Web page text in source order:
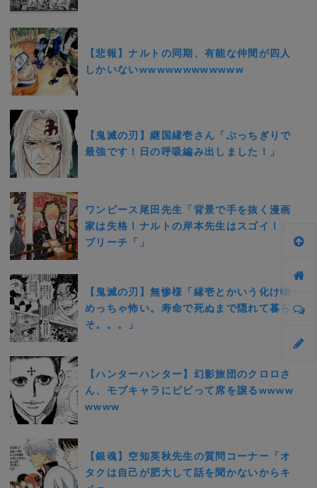
【悲報】ナルトの同期、有能な仲間が四人
しかいないwwwwwwwwwwww
【鬼滅の刃】継国縁壱さん「ぶっちぎりで
最強です！日の呼吸編み出しました！」
ワンピース尾田先生「背景で手を抜く漫画
家は失格！ナルトの岸本先生はスゴイ！」
ブリーチ「」
【鬼滅の刃】無惨様「縁壱とかいう化け物
めっちゃ怖い。寿命で死ぬまで隠れて暮ら
そ。。。」
【ハンターハンター】幻影旅団のクロロさ
ん、モブキャラにビビって席を譲るwwww
wwww
【銀魂】空知英秋先生の質問コーナー「オ
タクは自己が肥大して話を聞かないからキ